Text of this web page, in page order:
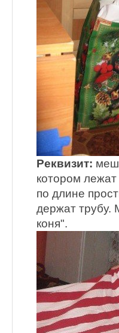
Реквизит:
котором лежат
по длине
держат трубу.
коня".